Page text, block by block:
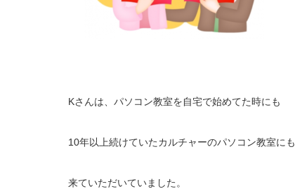
Kさんは、パソコン教室を自宅で始めてた時にも
10年以上続けていたカルチャーのパソコン教室にも
来ていただいていました。